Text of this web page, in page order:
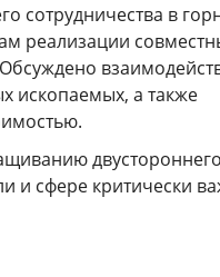
сотрудничества в
реализации
ископаемых, а также
и сфере критически